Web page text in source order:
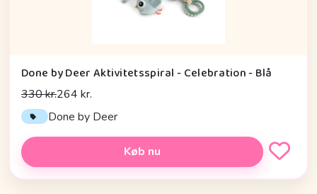
Done by Deer Aktivitetsspiral - Celebration - Blå
330 kr.264 kr.
Done by Deer
Køb nu